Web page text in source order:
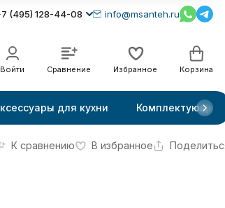
(495) 128-44-08 info@msanteh.ru
Войти Сравнение Избранное Корзина
для кухни Комплектующие
К сравнению В избранное